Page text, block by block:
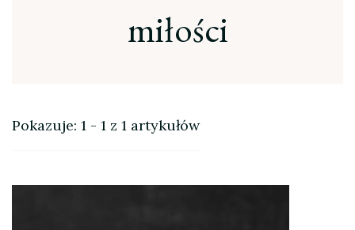
miłości
Pokazuje: 1 - 1 z 1 artykułów